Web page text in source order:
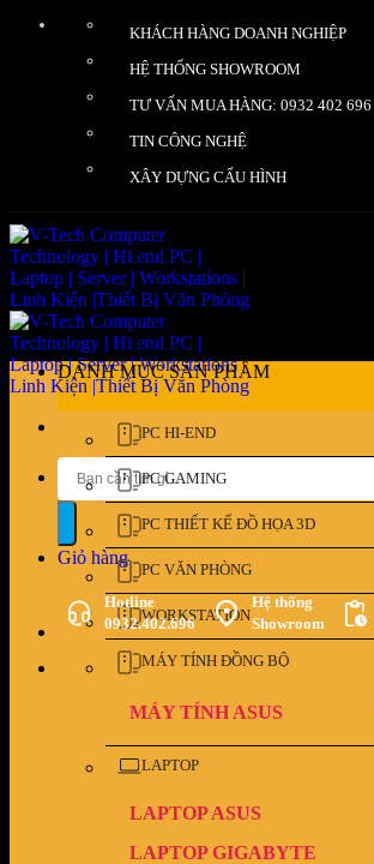
KHÁCH HÀNG DOANH NGHIỆP
HỆ THỐNG SHOWROOM
TƯ VẤN MUA HÀNG: 0932 402 696
TIN CÔNG NGHỆ
XÂY DỰNG CẤU HÌNH
Tìm
kiếm:
Giỏ hàng
Hotline
0932.402.696
Hệ thống
Showroom
DANH MỤC SẢN PHẨM
PC HI-END
PC GAMING
PC THIẾT KẾ ĐỒ HỌA 3D
PC VĂN PHÒNG
WORKSTATION
MÁY TÍNH ĐỒNG BỘ
MÁY TÍNH ASUS
LAPTOP
LAPTOP ASUS
LAPTOP GIGABYTE